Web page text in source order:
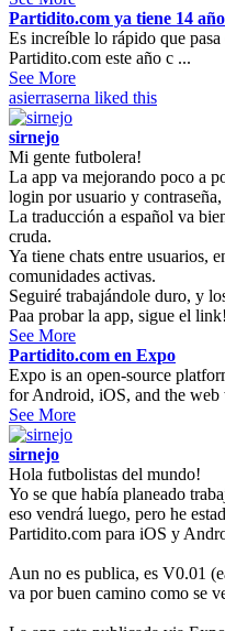
Partidito.com ya tiene 14
Es increíble lo rápido que
Partidito.com este año c ...
See More
asierraserna liked this
sirnejo
Mi gente futbolera!
La app va mejorando poco a
login por usuario y
La traducción a español va
cruda.
Ya tiene chats entre usuarios,
comunidades activas.
Seguiré trabajándole duro, y
Paa probar la app, sigue el link!
See More
Partidito.com en Expo
Expo is an open-source
for Android, iOS, and the web
See More
sirnejo
Hola futbolistas del mundo!
Yo se que había planeado
eso vendrá luego, pero he
Partidito.com para iOS y
Aun no es publica, es V0.01
va por buen camino como se